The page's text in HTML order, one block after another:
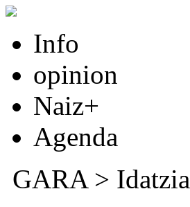
Info
opinion
Naiz+
Agenda
GARA> Idatzia